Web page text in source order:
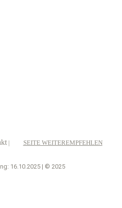
| SEITE WEITEREMPFEHLEN
16.10.2025 | © 2025